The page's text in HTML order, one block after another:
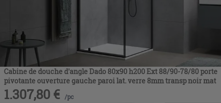
Cabine de douche d'angle Dado 80x90 h200 Ext 88/90-78/80 porte
pivotante ouverture gauche paroi lat. verre 8mm transp noir mat
1.307,80 € /pc